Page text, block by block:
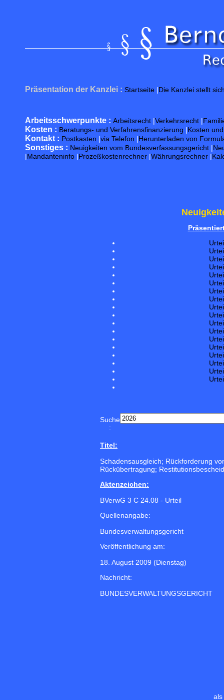
Präsentation der Kanzlei : Startseite |Die Kanzlei stellt
Arbeitsschwerpunkte : Arbeitsrecht |Verkehrsrecht |
Kosten : Beratungs- und Verfahrensfinanzierung |Kosten
Kontakt : Postkasten |via Telefon |Herunterladen von
Sonstiges : Neuigkeiten vom Bundesverfassungsgericht |
|Mandanteninfo |Prozeßkostenrechner |Währungsrechner |
Suche
:
Titel:
Schadensausgleich; Rückforderung
Rückübertragung;
Aktenzeichen:
BVerwG 3 C 24.08 - Urteil
Quellenangabe:
Bundesverwaltungsgericht
Veröffentlichung am:
18. August 2009 (Dienstag)
Nachricht:
BUNDESVERWALTUNGSGERICHT
als